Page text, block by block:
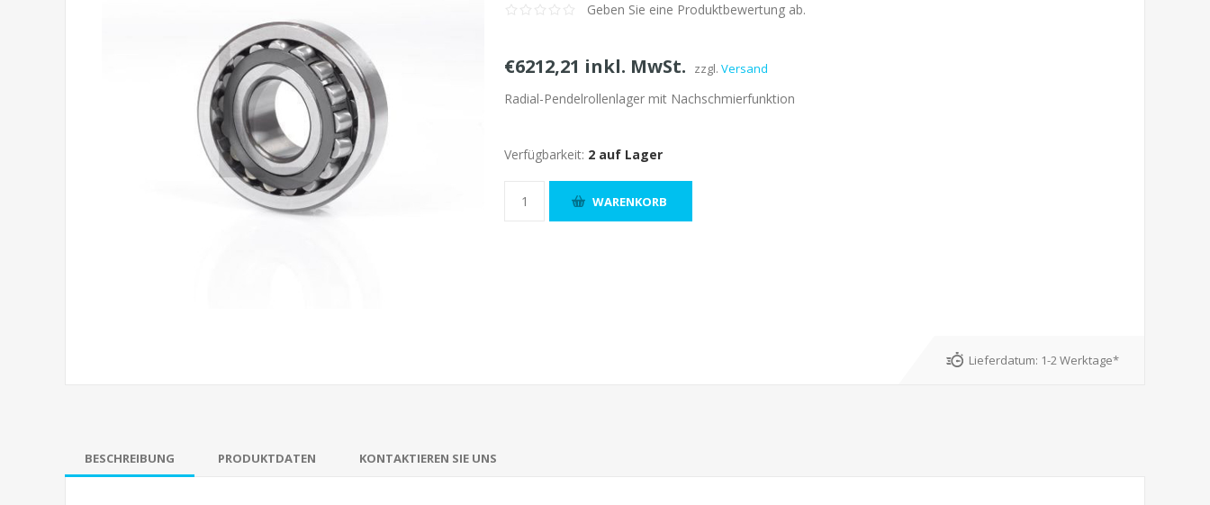
Geben Sie eine Produktbewertung ab.
€6212,21 inkl. MwSt. zzgl.Versand
Radial-Pendelrollenlager mit Nachschmierfunktion
Verfügbarkeit: 2 auf Lager
Lieferdatum: 1-2 Werktage*
BESCHREIBUNG PRODUKTDATEN KONTAKTIEREN SIE UNS